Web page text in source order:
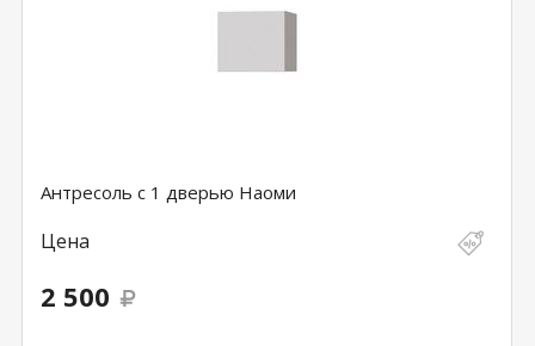
Антресоль с 1 дверью Наоми
Цена
2 500